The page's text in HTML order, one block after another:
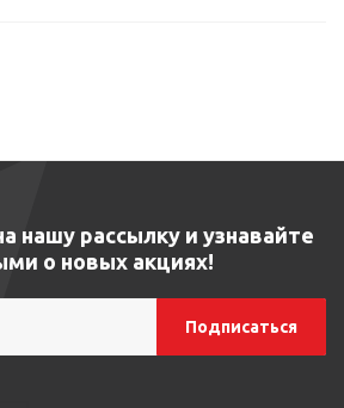
нашу рассылку и узнавайте
о новых акциях!